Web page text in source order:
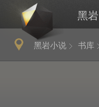
黑岩
黑岩小说 书库